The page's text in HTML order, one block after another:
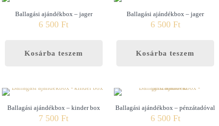
Ballagási ajándékbox – jager
6 500Ft
Kosárba teszem
Ballagási ajándékbox – jager
6 500 Ft
Kosárba teszem
Ballagási ajándékbox – kinder box
7 500Ft
Ballagási ajándékbox – pénzátadóval
6 500 Ft